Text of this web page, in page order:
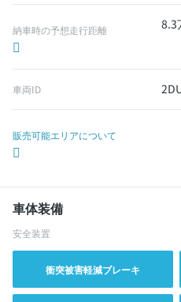
納車時の予想走行距離 8.3
車両ID
販売可能エリアについて
車体装備
安全装置
衝突被害軽減ブレーキ